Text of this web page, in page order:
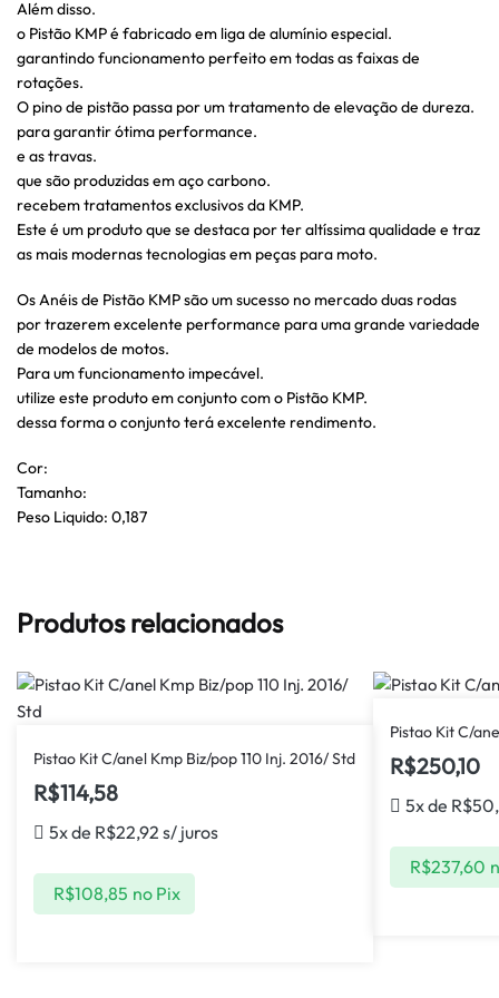
Além disso.
o Pistão KMP é fabricado em liga de alumínio especial.
garantindo funcionamento perfeito em todas as faixas de
rotações.
O pino de pistão passa por um tratamento de elevação de dureza.
para garantir ótima performance.
e as travas.
que são produzidas em aço carbono.
recebem tratamentos exclusivos da KMP.
Este é um produto que se destaca por ter altíssima qualidade e traz
as mais modernas tecnologias em peças para moto.
Os Anéis de Pistão KMP são um sucesso no mercado duas rodas
por trazerem excelente performance para uma grande variedade
de modelos de motos.
Para um funcionamento impecável.
utilize este produto em conjunto com o Pistão KMP.
dessa forma o conjunto terá excelente rendimento.
Cor:
Tamanho:
Peso Liquido: 0,187
Produtos relacionados
Pistao Kit C/anel Kmp Biz/pop 110 Inj. 2016/ Std
R$114,58
5x de R$22,92 s/ juros
R$108,85 no Pix
Pistao Kit C/
R$250,10
5x de R$
R$237,60